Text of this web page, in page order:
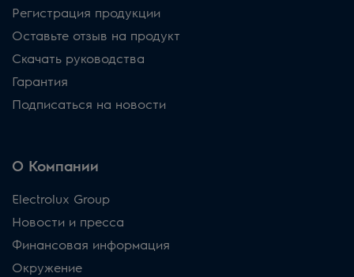
Регистрация продукции
Оставьте отзыв на продукт
Скачать руководства
Гарантия
Подписаться на новости
О Компании
Electrolux Group
Новости и пресса
Финансовая информация
Окружение